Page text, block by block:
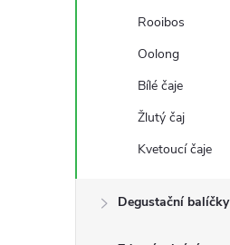
Rooibos
Oolong
Bílé čaje
Žlutý čaj
Kvetoucí čaje
Degustační balíčky